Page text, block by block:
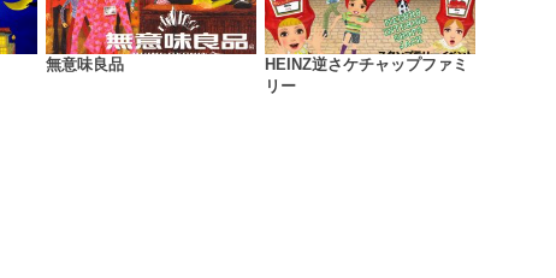
無意味良品
HEINZ逆さケチャップファミ
リー